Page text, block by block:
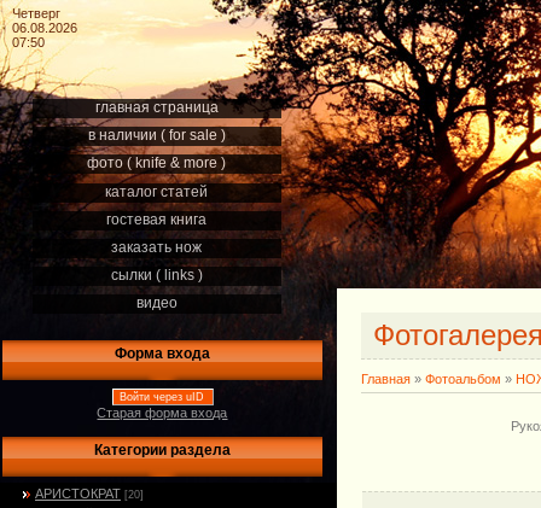
Четверг
06.08.2026
07:50
главная страница
в наличии ( for sale )
фото ( knife & more )
каталог статей
гостевая книга
заказать нож
сылки ( links )
видео
Форма входа
Войти через uID
Старая форма входа
Категории раздела
АРИСТОКРАТ [20]
Главная » Фотоальбом »